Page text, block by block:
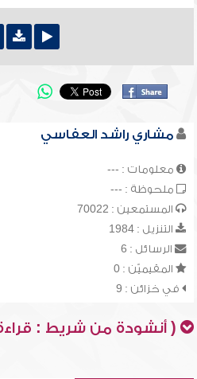
مشاري راشد العفاسي
معلومات : ---
ملحوظة : ---
المستمعين : 70022
التنزيل : 1984
الرسائل : 6
المقيميّن : 0
في خزائن : 9
( أنشودة من شريط :